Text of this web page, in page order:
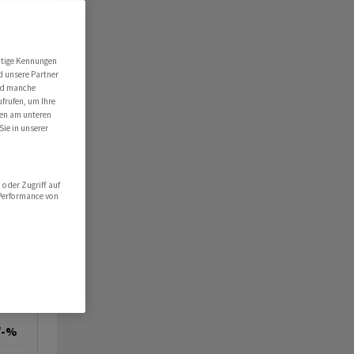
%
Kennungen
unsere Partner
manche
um Ihre
am unteren
in unserer
oder Zugriff auf
von